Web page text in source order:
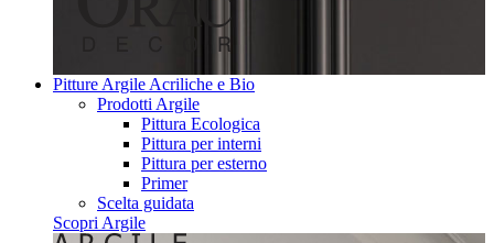
Pitture Argile Acriliche e Bio
Prodotti Argile
Pittura Ecologica
Pittura per interni
Pittura per esterno
Primer
Scelta guidata
Scopri Argile